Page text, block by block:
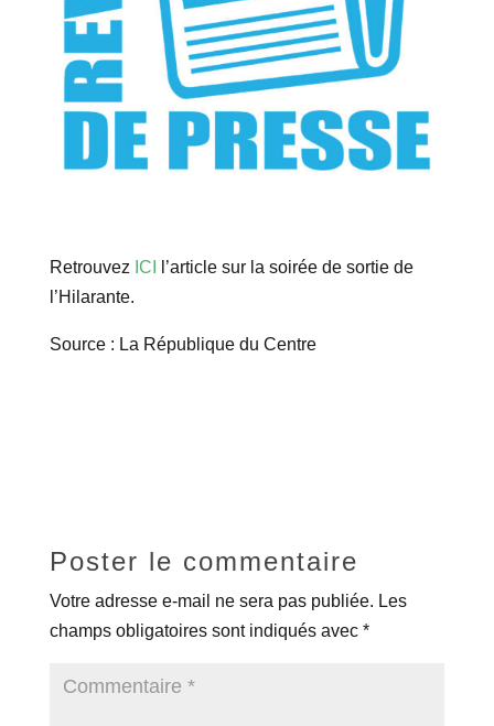
Retrouvez ICI
l’article sur la soirée de sortie de
l’Hilarante.
Source : La République du Centre
Poster le commentaire
Votre adresse e-mail ne sera pas publiée. Les
champs obligatoires sont indiqués avec *